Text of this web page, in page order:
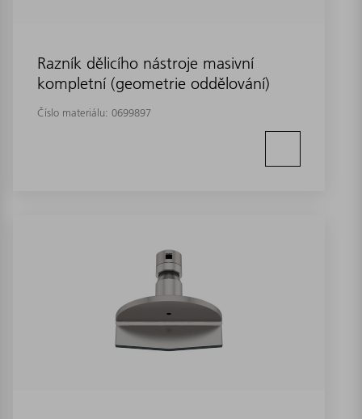
Razník dělicího nástroje masivní
kompletní (geometrie oddělování)
Číslo materiálu: 0699897